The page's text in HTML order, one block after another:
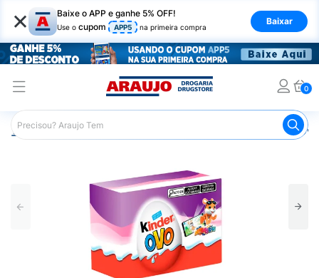
× Baixe o APP e ganhe 5% OFF!
Use o cupom APP5 na primeira compra
Baixar
0
Araujo Mercado Kinder